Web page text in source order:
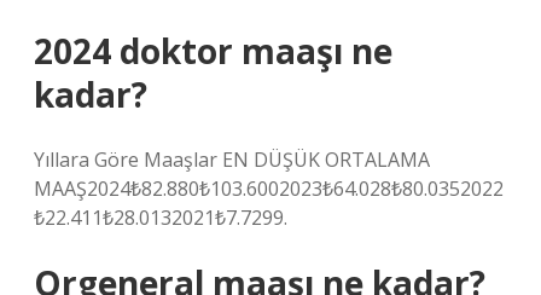
2024 doktor maaşı ne
kadar?
Yıllara Göre Maaşlar EN DÜŞÜK ORTALAMA
MAAŞ2024₺82.880₺103.6002023₺64.028₺80.0352022
₺22.411₺28.0132021₺7.7299.
Orgeneral maaşı ne kadar?